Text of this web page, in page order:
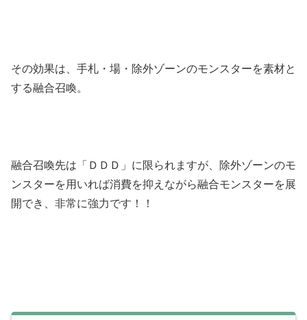
その効果は、手札・場・除外ゾーンのモンスターを素材と
する融合召喚。
融合召喚先は「ＤＤＤ」に限られますが、除外ゾーンのモ
ンスターを用いれば消費を抑えながら融合モンスターを展
開でき、非常に強力です！！